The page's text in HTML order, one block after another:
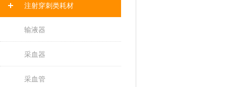
注射穿刺类耗材
输液器
采血器
采血管